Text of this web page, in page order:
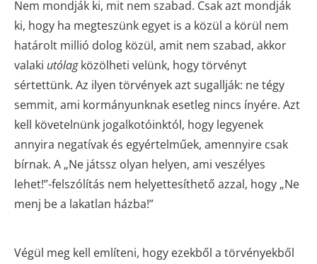
Nem mondják ki, mit nem szabad. Csak azt mondják
ki, hogy ha megteszünk egyet is a közül a körül nem
határolt millió dolog közül, amit nem szabad, akkor
valaki utólagközölheti velünk, hogy törvényt
sértettünk. Az ilyen törvények azt sugallják: ne tégy
semmit, ami kormányunknak esetleg nincs ínyére. Azt
kell követelnünk jogalkotóinktól, hogy legyenek
annyira negatívak és egyértelműek, amennyire csak
bírnak. A „Ne játssz olyan helyen, ami veszélyes
lehet!”-felszólítás nem helyettesíthető azzal, hogy „Ne
menj be a lakatlan házba!”
Végül meg kell említeni, hogy ezekből a törvényekből